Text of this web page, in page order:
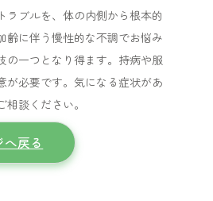
ラブルを、体の内側から根本的
齢に伴う慢性的な不調でお悩み
の一つとなり得ます。持病や服
が必要です。気になる症状があ
談ください。
戻る